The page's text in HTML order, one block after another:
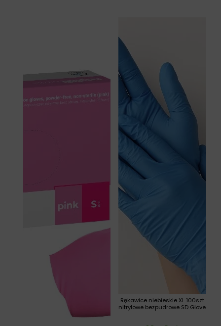
Rękawice niebieskie XL 100szt
nitrylowe bezpudrowe SD Glove